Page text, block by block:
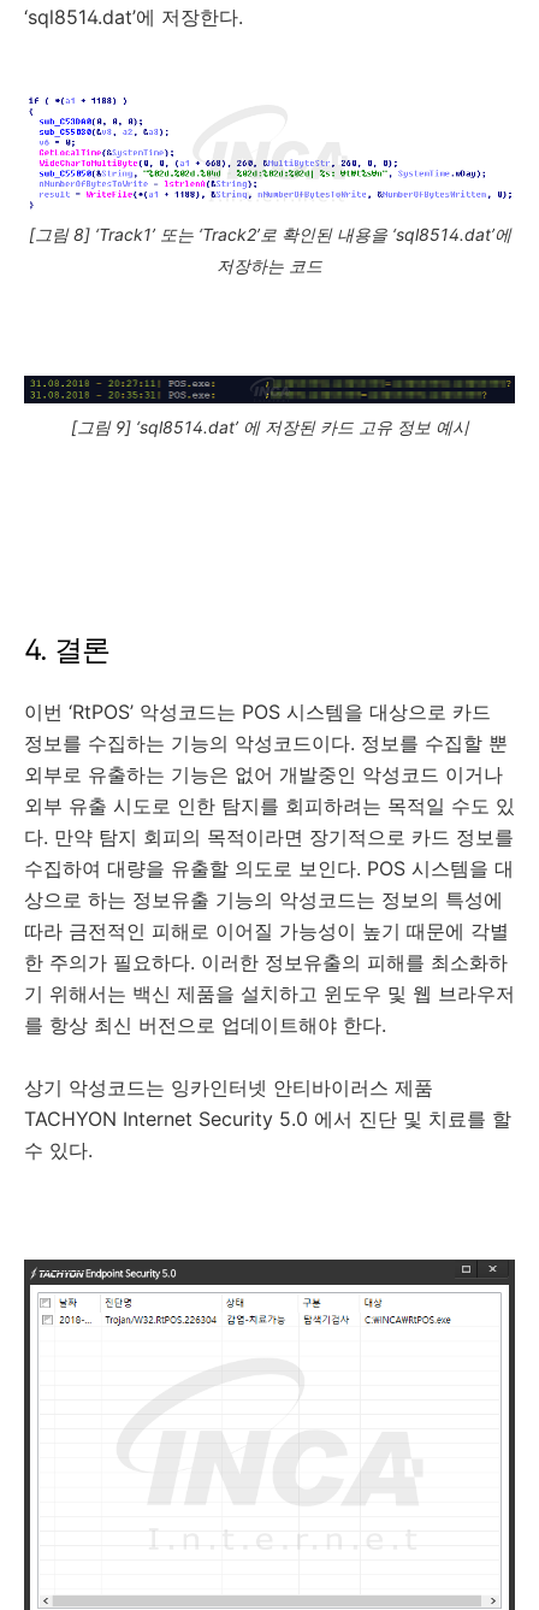
‘sql8514.dat’에 저장한다.
[그림 8] ‘Track1’ 또는 ‘Track2’로 확인된 내용을 ‘sql8514.dat’에
저장하는 코드
[그림 9] ‘sql8514.dat’ 에 저장된 카드 고유 정보 예시
4. 결론
이번 ‘RtPOS’ 악성코드는 POS 시스템을 대상으로 카드
정보를 수집하는 기능의 악성코드이다. 정보를 수집할 뿐
외부로 유출하는 기능은 없어 개발중인 악성코드 이거나
외부 유출 시도로 인한 탐지를 회피하려는 목적일 수도 있
다. 만약 탐지 회피의 목적이라면 장기적으로 카드 정보를
수집하여 대량을 유출할 의도로 보인다. POS 시스템을 대
상으로 하는 정보유출 기능의 악성코드는 정보의 특성에
따라 금전적인 피해로 이어질 가능성이 높기 때문에 각별
한 주의가 필요하다. 이러한 정보유출의 피해를 최소화하
기 위해서는 백신 제품을 설치하고 윈도우 및 웹 브라우저
를 항상 최신 버전으로 업데이트해야 한다.
상기 악성코드는 잉카인터넷 안티바이러스 제품
TACHYON Internet Security 5.0 에서 진단 및 치료를 할
수 있다.